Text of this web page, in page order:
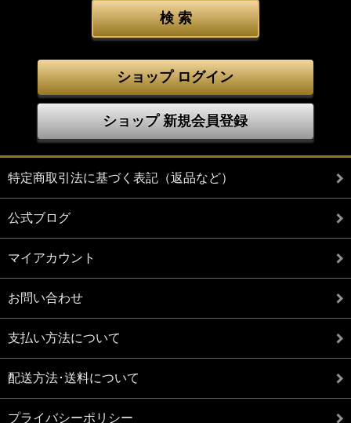
ショップ ログイン
ショップ 新規会員登録
特定商取引法に基づく表記（返品など）
公式ブログ
マイアカウント
お問い合わせ
支払い方法について
配送方法･送料について
プライバシーポリシー